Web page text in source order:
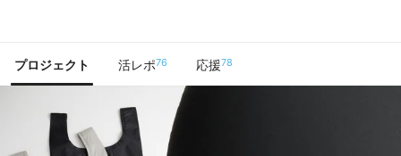
プロジェクト 活レポ76 応援78